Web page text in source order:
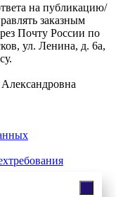
на публикацию/
заказным
Почту России по
ул. Ленина, д. 6а,